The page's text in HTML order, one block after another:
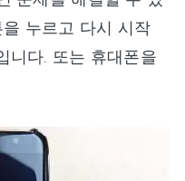
누르고 다시 시작
니다. 또는 휴대폰을